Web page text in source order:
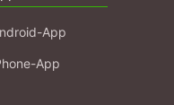
App
App